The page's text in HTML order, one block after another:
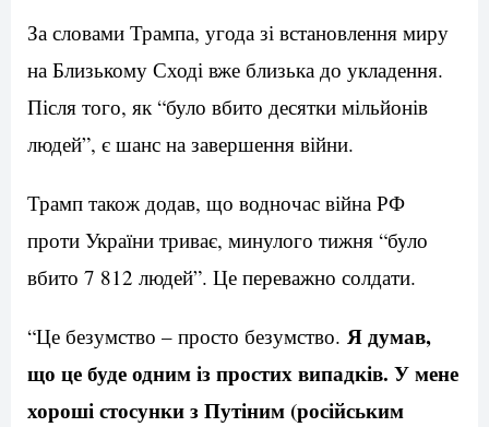
За словами Трампа, угода зі встановлення миру
на Близькому Сході вже близька до укладення.
Після того, як “було вбито десятки мільйонів
людей”, є шанс на завершення війни.
Трамп також додав, що водночас війна РФ
проти України триває, минулого тижня “було
вбито 7 812 людей”. Це переважно солдати.
“Це безумство – просто безумство. Я думав,
що це буде одним із простих випадків. У мене
хороші стосунки з Путіним (російським